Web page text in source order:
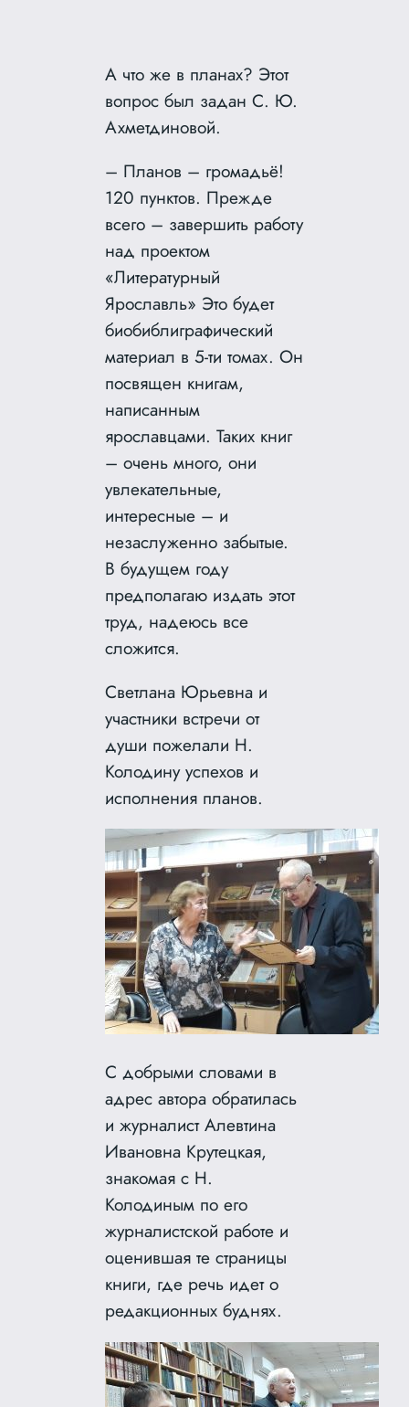
А что же в планах? Этот
вопрос был задан С. Ю.
Ахметдиновой.
– Планов – громадьё!
120 пунктов. Прежде
всего – завершить работу
над проектом
«Литературный
Ярославль» Это будет
биобиблиграфический
материал в 5-ти томах. Он
посвящен книгам,
написанным
ярославцами. Таких книг
– очень много, они
увлекательные,
интересные – и
незаслуженно забытые.
В будущем году
предполагаю издать этот
труд, надеюсь все
сложится.
Светлана Юрьевна и
участники встречи от
души пожелали Н.
Колодину успехов и
исполнения планов.
С добрыми словами в
адрес автора обратилась
и журналист Алевтина
Ивановна Крутецкая,
знакомая с Н.
Колодиным по его
журналистской работе и
оценившая те страницы
книги, где речь идет о
редакционных буднях.